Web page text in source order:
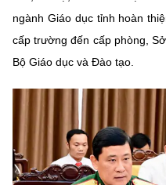
ngành Giáo dục tỉnh hoàn
cấp trường đến cấp phòng,
Bộ Giáo dục và Đào tạo.